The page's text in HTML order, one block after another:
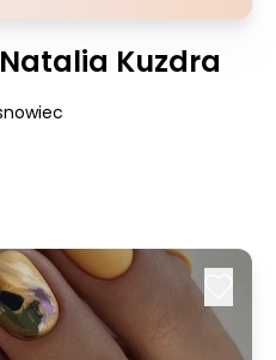
Kuzdra